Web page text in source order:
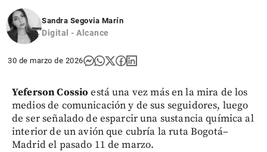
Sandra Segovia Marín
Digital - Alcance
30 de marzo de 2026
Yeferson Cossio está una vez más en la mira de los
medios de comunicación y de sus seguidores, luego
de ser señalado de esparcir una sustancia química al
interior de un avión que cubría la ruta Bogotá–
Madrid el pasado 11 de marzo.